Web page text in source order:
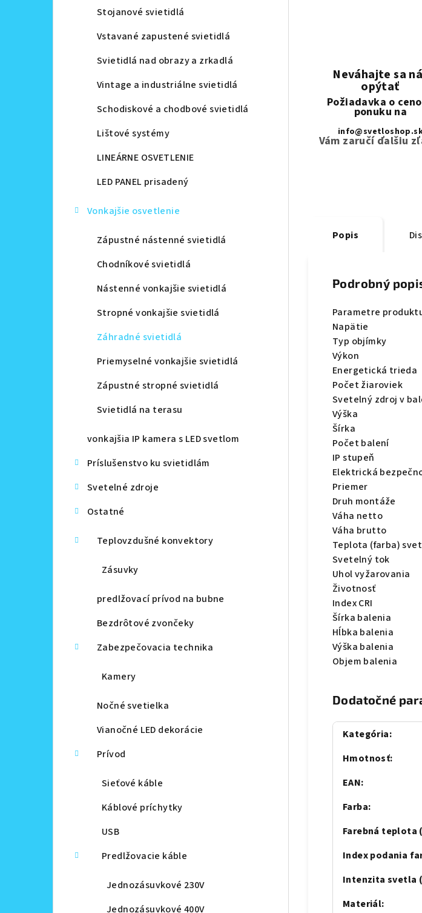
Stojanové svietidlá
Vstavané zapustené svietidlá
Svietidlá nad obrazy a zrkadlá
Vintage a industriálne svietidlá
Schodiskové a chodbové svietidlá
Lištové systémy
LINEÁRNE OSVETLENIE
LED PANEL prisadený
Vonkajšie osvetlenie
Zápustné nástenné svietidlá
Chodníkové svietidlá
Nástenné vonkajšie svietidlá
Stropné vonkajšie svietidlá
Záhradné svietidlá
Priemyselné vonkajšie svietidlá
Zápustné stropné svietidlá
Svietidlá na terasu
vonkajšia IP kamera s LED svetlom
Príslušenstvo ku svietidlám
Svetelné zdroje
Ostatné
Teplovzdušné konvektory
Zásuvky
predlžovací prívod na bubne
Bezdrôtové zvončeky
Zabezpečovacia technika
Kamery
Nočné svetielka
Vianočné LED dekorácie
Prívod
Sieťové káble
Káblové príchytky
USB
Predlžovacie káble
Jednozásuvkové 230V
Jednozásuvkové 400V
Neváhajte sa
opýtať
Požiadavka o
ponuku na
Vám zaručí ďalšiu
Popis
Podrobný
Parametre
Napätie
Typ objímky
Výkon
Energetická trieda
Počet žiaroviek
Svetelný zdroj v
Výška
Šírka
Počet balení
IP stupeň
Elektrická
Priemer
Druh montáže
Váha netto
Váha brutto
Teplota (farba)
Svetelný tok
Uhol vyžarovania
Životnosť
Index CRI
Šírka balenia
Hĺbka balenia
Výška balenia
Objem balenia
Dodatočné
Kategória:
Hmotnosť:
EAN:
Farba:
Farebná teplota
Index podania
Intenzita svetla
Materiál: